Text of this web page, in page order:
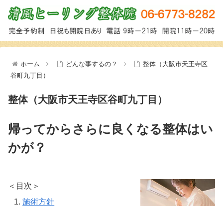
ホーム どんな事するの？
整体（大阪市天王寺区
谷町九丁目）
整体（大阪市天王寺区谷町九丁目）
帰ってからさらに良くなる整体はい
かが？
＜目次＞
施術方針